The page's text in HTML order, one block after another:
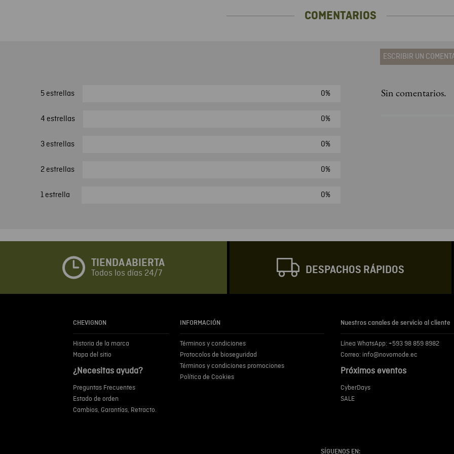
COMENTARIOS
5 estrellas 0%
4 estrellas 0%
3 estrellas 0%
2 estrellas 0%
1 estrella 0%
ESCRIBIR UN
Agregar
Escribir comentario
Sin comentarios.
TIENDA ABIERTA
Todos los días 24/7 DESPACHOS RÁPIDOS
CHEVIGNON
Historia de la marca
Mapa del sitio
¿Necesitas ayuda?
Preguntas Frecuentes
Estado de orden
Cambios, Garantías, Retracto.
INFORMACIÓN
Términos y condiciones
Protocolos de bioseguridad
Términos y condiciones promociones
Política de Cookies
Nuestros canales de servicio al cliente
Línea WhatsApp: +593 98 859 8982
Correo: info@novomode.ec
Próximos eventos
CyberDays
SALE
SÍGUENOS EN: